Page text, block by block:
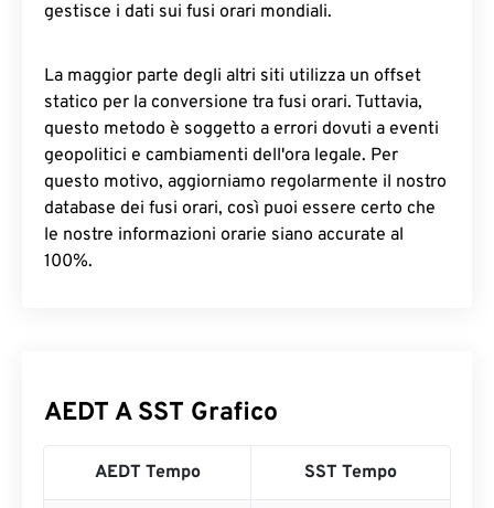
gestisce i dati sui fusi orari mondiali.
La maggior parte degli altri siti utilizza un offset
statico per la conversione tra fusi orari. Tuttavia,
questo metodo è soggetto a errori dovuti a eventi
geopolitici e cambiamenti dell'ora legale. Per
questo motivo, aggiorniamo regolarmente il nostro
database dei fusi orari, così puoi essere certo che
le nostre informazioni orarie siano accurate al
100%.
AEDT A SST Grafico
AEDT Tempo SST Tempo